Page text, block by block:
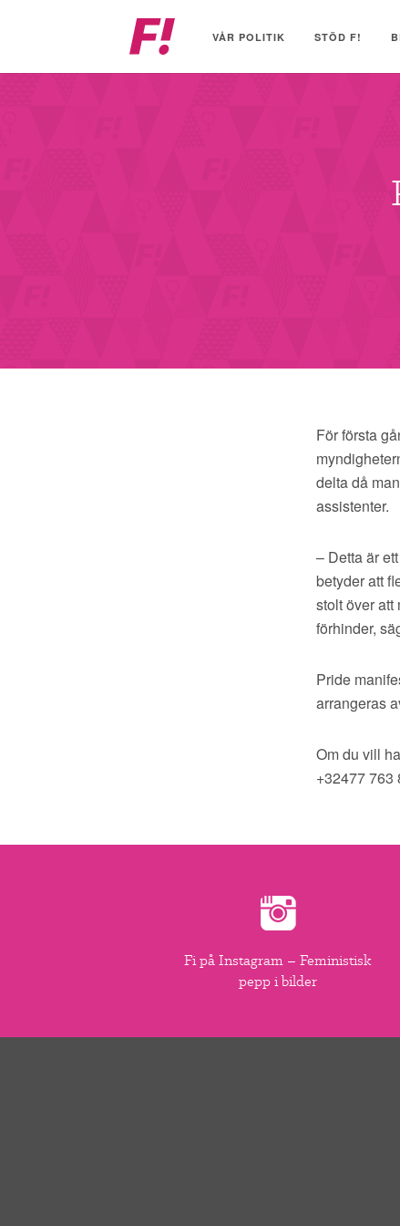
initiativ
VÅR POLITIK STÖD F!
För första
delta då
assistenter.
– Detta är
betyder att
stolt över
förhinder,
Pride
arrangeras
Om du vill
+32477 763
Fi på Instagram – Feministisk
pepp i bilder